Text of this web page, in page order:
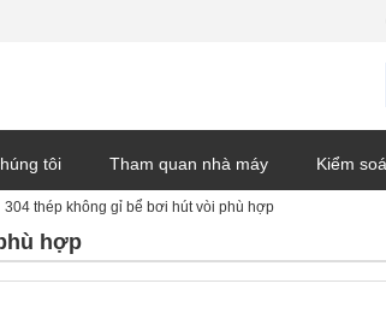
tôi Tham quan nhà máy Kiểm
304 thép không gỉ bể bơi hút vòi phù hợp
hợp